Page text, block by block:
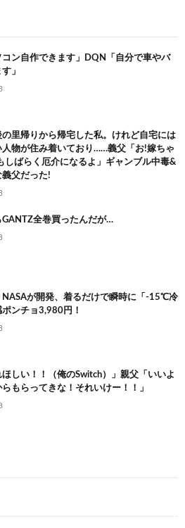
ン自作できます」DQN「自分で車やバ
」
の里帰りから帰宅した私。けれど自宅には
人物が住み着いており……義父「お!嫁ちゃ
しばらく厄介になるよ」ギャンブル中毒&
父だった!
GANTZ全巻買ったんだが…
NASAが開発、着るだけで瞬時に「-15℃冷
ンチョ3,980円！
しい！！（俺のSwitch）」親父「いいよ
もらってきな！それいけー！！」